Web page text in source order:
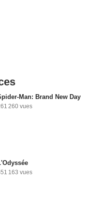
Man: Brand New Day
260 vues
163 vues